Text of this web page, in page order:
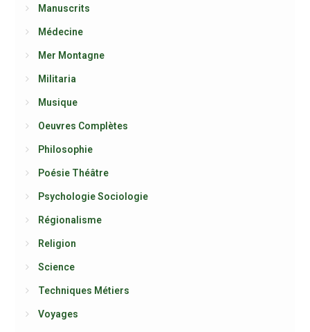
Manuscrits
Médecine
Mer Montagne
Militaria
Musique
Oeuvres Complètes
Philosophie
Poésie Théâtre
Psychologie Sociologie
Régionalisme
Religion
Science
Techniques Métiers
Voyages